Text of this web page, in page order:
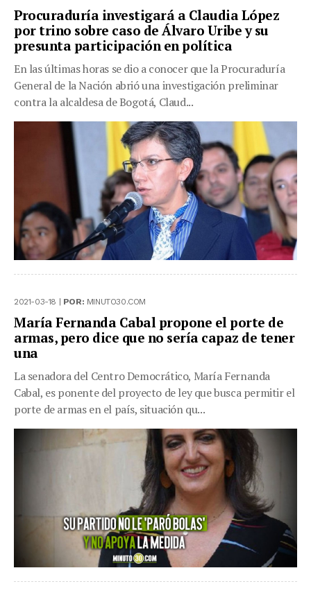
Procuraduría investigará a Claudia López
por trino sobre caso de Álvaro Uribe y su
presunta participación en política
En las últimas horas se dio a conocer que la Procuraduría
General de la Nación abrió una investigación preliminar
contra la alcaldesa de Bogotá, Claud...
2021-03-18 | POR: MINUTO30.COM
María Fernanda Cabal propone el porte de
armas, pero dice que no sería capaz de tener
una
La senadora del Centro Democrático, María Fernanda
Cabal, es ponente del proyecto de ley que busca permitir el
porte de armas en el país, situación qu...